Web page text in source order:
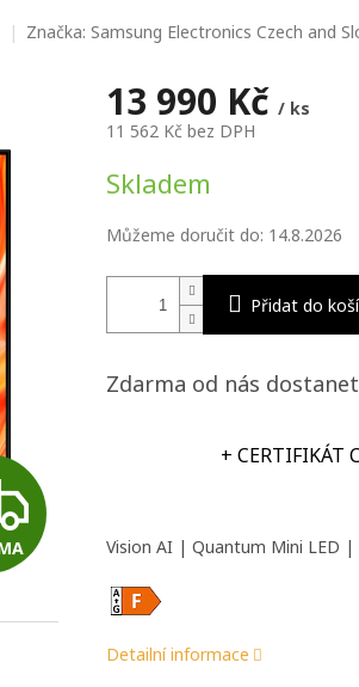
Značka: Samsung Electronics Czech and
Z
D
13 990 Kč / ks
11 562 Kč bez DPH
cena:
Skladem
Můžeme doručit do: 14.8.2026
Přidat do
Zdarma od nás
+ CERTIFIKÁT
Vision AI | Quantum Mini LED
Detailní informace